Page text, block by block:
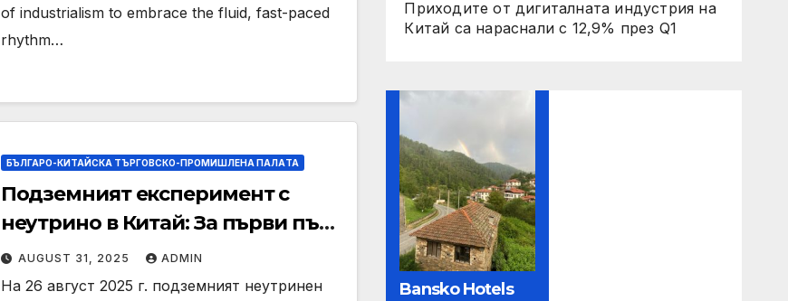
of industrialism to embrace the fluid, fast-paced
rhythm…
БЪЛГАРО-КИТАЙСКА ТЪРГОВСКО-ПРОМИШЛЕНА ПАЛAТА
Подземният експеримент с
неутрино в Китай: За първи път
в световен мащаб започва
работа
AUGUST 31, 2025 ADMIN
На 26 август 2025 г. подземният неутринен
Приходите от дигиталната индустрия на
Китай са нараснали с 12,9% през Q1
Bansko Hotels